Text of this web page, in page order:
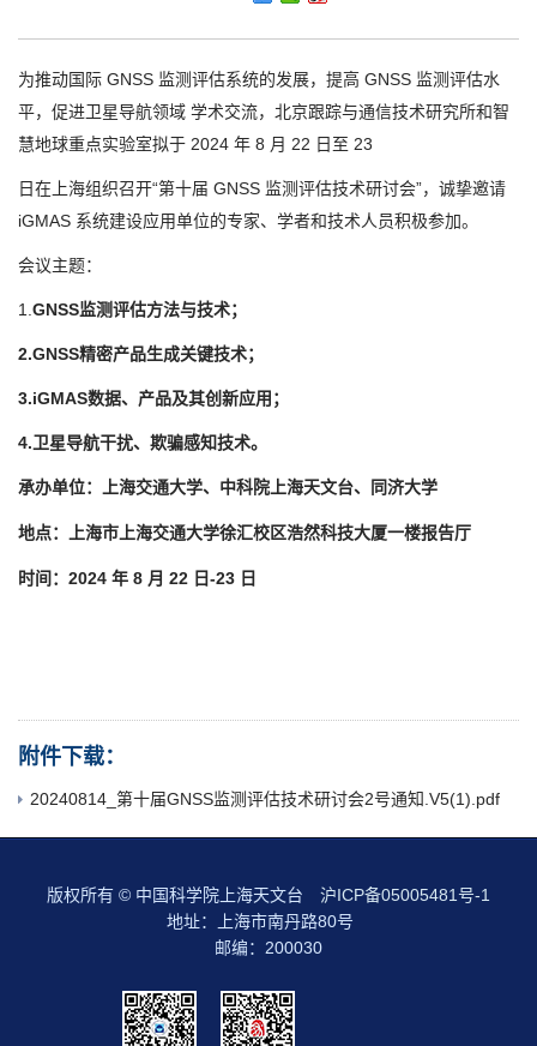
为推动国际 GNSS 监测评估系统的发展，提高 GNSS 监测评估水
平，促进卫星导航领域 学术交流，北京跟踪与通信技术研究所和智
慧地球重点实验室拟于 2024 年 8 月 22 日至 23
日在上海组织召开“第十届 GNSS 监测评估技术研讨会”，诚挚邀请
iGMAS 系统建设应用单位的专家、学者和技术人员积极参加。
会议主题：
1. GNSS监测评估方法与技术；
2.GNSS精密产品生成关键技术；
3.iGMAS数据、产品及其创新应用；
4.卫星导航干扰、欺骗感知技术。
承办单位：上海交通大学、中科院上海天文台、同济大学
地点：上海市上海交通大学徐汇校区浩然科技大厦一楼报告厅
时间：2024 年 8 月 22 日-23 日
附件下载：
20240814_第十届GNSS监测评估技术研讨会2号通知.V5(1).pdf
版权所有 © 中国科学院上海天文台 沪ICP备05005481号-1
地址：上海市南丹路80号
邮编：200030